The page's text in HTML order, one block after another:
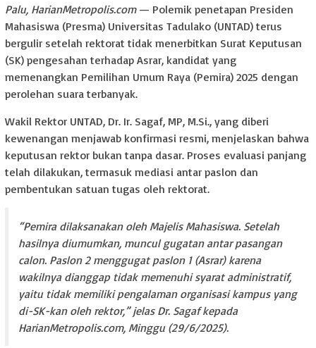
Palu, HarianMetropolis.com— Polemik penetapan Presiden
Mahasiswa (Presma) Universitas Tadulako (UNTAD) terus
bergulir setelah rektorat tidak menerbitkan Surat Keputusan
(SK) pengesahan terhadap Asrar, kandidat yang
memenangkan Pemilihan Umum Raya (Pemira) 2025 dengan
perolehan suara terbanyak.
Wakil Rektor UNTAD, Dr. Ir. Sagaf, MP, M.Si., yang diberi
kewenangan menjawab konfirmasi resmi, menjelaskan bahwa
keputusan rektor bukan tanpa dasar. Proses evaluasi panjang
telah dilakukan, termasuk mediasi antar paslon dan
pembentukan satuan tugas oleh rektorat.
“Pemira dilaksanakan oleh Majelis Mahasiswa. Setelah
hasilnya diumumkan, muncul gugatan antar pasangan
calon. Paslon 2 menggugat paslon 1 (Asrar) karena
wakilnya dianggap tidak memenuhi syarat administratif,
yaitu tidak memiliki pengalaman organisasi kampus yang
di-SK-kan oleh rektor,” jelas Dr. Sagaf kepada
HarianMetropolis.com, Minggu (29/6/2025).